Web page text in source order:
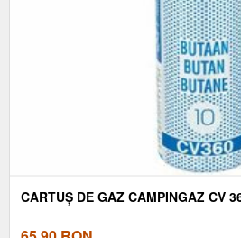
CARTUȘ DE GAZ CAMPINGAZ CV